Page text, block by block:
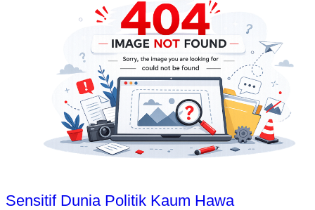
Sensitif Dunia Politik Kaum Hawa